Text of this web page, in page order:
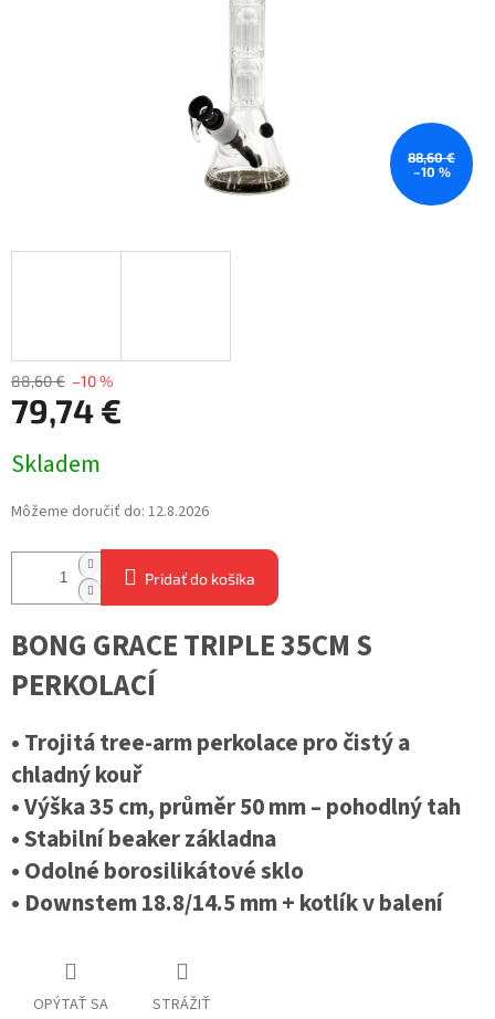
88,60 €
–10 %
88,60 € –10 %
79,74 €
cena:
Skladem
Môžeme doručiť do: 12.8.2026
Pridať do košíka
BONG GRACE TRIPLE 35CM S
PERKOLACÍ
• Trojitá tree-arm perkolace pro čistý a
chladný kouř
• Výška 35 cm, průměr 50 mm – pohodlný tah
• Stabilní beaker základna
• Odolné borosilikátové sklo
• Downstem 18.8/14.5 mm + kotlík v balení
OPÝTAŤ SA STRÁŽIŤ